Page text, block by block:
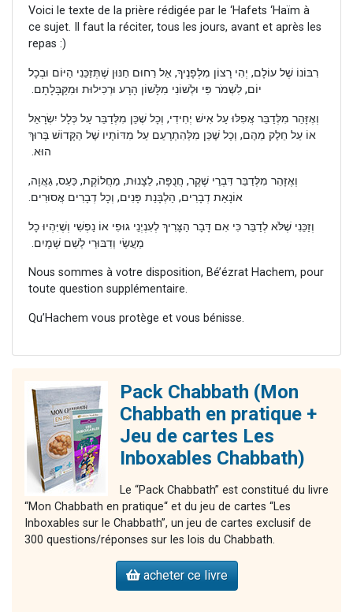
Voici le texte de la prière rédigée par le ‘Hafets ‘Haïm à
ce sujet. Il faut la réciter, tous les jours, avant et après les
repas :)
רִבּוֹנוֹ שֶׁל עוֹלָם, יְהִי רָצוֹן מִלְּפָנֶיךָ, אֵל רַחוּם חַנּוּן שֶׁתְּזַכֵּנִי הַיּוֹם וּבְכָל
יוֹם, לִשְׁמֹר פִּי וּלְשׁוֹנִי מִלָּשׁוֹן הָרָע וּרְכִילוּת וּמִקַּבָּלָתָם.
וְאֶזָּהֵר מִלְּדַבֵּר אֲפִלּוּ עַל אִישׁ יְחִידִי, וְכָל שֶׁכֵּן מִלְּדַבֵּר עַל כְּלָל יִשְׂרָאֵל
אוֹ עַל חֵלֶק מֵהֶם, וְכָל שֶׁכֵּן מִלְּהִתְרָעֵם עַל מִדּוֹתָיו שֶׁל הַקָּדוֹשׁ בָּרוּךְ
הוּא.
וְאֶזָּהֵר מִלְּדַבֵּר דִּבְרֵי שֶׁקֶר, חֲנֻפָּה, לֵצָנוּת, מַחֲלוֹקֶת, כַּעַס, גַאֲוָה,
אוֹנָאַת דְבָרִים, הַלְבָּנַת פָּנִים, וְכָל דְבָרִים אֲסוּרִים.
וְזַכֵּנִי שֶׁלֹּא לְדַבֵּר כִּי אִם דָּבָר הַצָּרִיךְ לְעִנְיְנֵי גוּפִי אוֹ נַפְשִׁי וְשֶׁיִּהְיוּ כָל
מַעֲשַׂי וְדִבּוּרַי לְשֵׁם שָׁמָיִם.
Nous sommes à votre disposition, Bé’ézrat Hachem, pour
toute question supplémentaire.
Qu’Hachem vous protège et vous bénisse.
Pack Chabbath (Mon
Chabbath en pratique +
Jeu de cartes Les
Inboxables Chabbath)
Le “Pack Chabbath” est constitué du livre
“Mon Chabbath en pratique“ et du jeu de cartes “Les
Inboxables sur le Chabbath”, un jeu de cartes exclusif de
300 questions/réponses sur les lois du Chabbath.
acheter ce livre